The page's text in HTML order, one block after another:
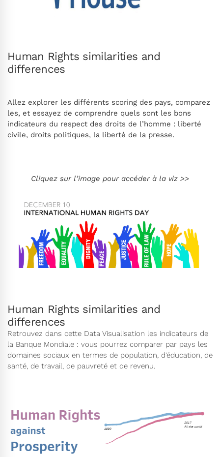
Human Rights similarities and
differences
Allez explorer les différents scoring des pays, comparez
les, et essayez de comprendre quels sont les bons
indicateurs du respect des droits de l’homme : liberté
civile, droits politiques, la liberté de la presse.
Cliquez sur l’image pour accéder à la viz >>
Human Rights similarities and
differences
Retrouvez dans cette Data Visualisation les indicateurs de
la Banque Mondiale : vous pourrez comparer par pays les
domaines sociaux en termes de population, d’éducation, de
santé, de travail, de pauvreté et de revenu.